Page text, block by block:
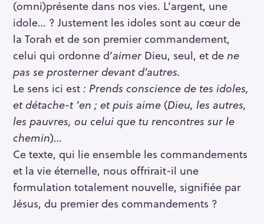
(omni)présente dans nos vies. L’argent, une
idole… ? Justement les idoles sont au cœur de
la Torah et de son premier commandement,
celui qui ordonne d’aimer Dieu, seul, et dene
pas se prosterner devant d’autres.
Le sens ici est: Prends conscience de tes idoles,
et détache-t ’en ; et puis aime (Dieu, les autres,
les pauvres, ou celui que tu rencontres sur le
chemin)…
Ce texte, qui lie ensemble les commandements
et la vie éternelle, nous offrirait-il une
formulation totalement nouvelle, signifiée par
Jésus, du premier des commandements ?